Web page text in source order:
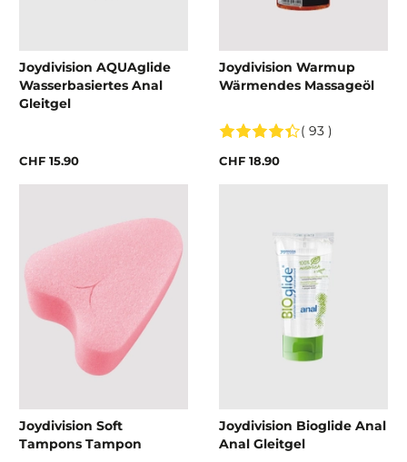
Joydivision AQUAglide
Wasserbasiertes Anal
Gleitgel
CHF 15.90
Joydivision Warmup
Wärmendes Massageöl
( 93 )
CHF 18.90
Joydivision Soft
Tampons Tampon
Joydivision Bioglide Anal
Anal Gleitgel